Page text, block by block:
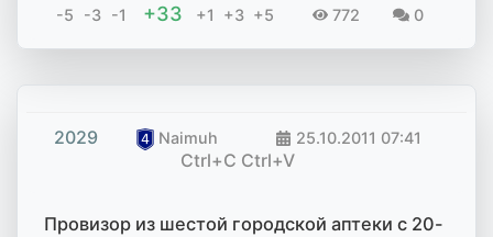
-5 -3 -1 +33 +1 +3 +5 772 0
2029 Naimuh 25.10.2011 07:41
Ctrl+C Ctrl+V
Провизор из шестой городской аптеки с 20-